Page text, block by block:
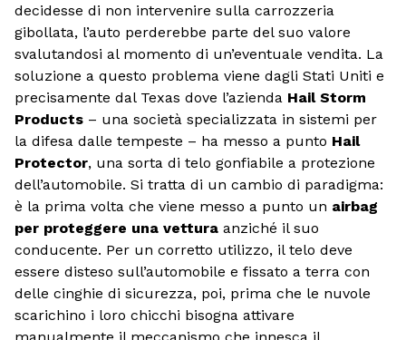
decidesse di non intervenire sulla carrozzeria
gibollata, l’auto perderebbe parte del suo valore
svalutandosi al momento di un’eventuale vendita. La
soluzione a questo problema viene dagli Stati Uniti e
precisamente dal Texas dove l’azienda Hail Storm
Products – una società specializzata in sistemi per
la difesa dalle tempeste – ha messo a punto Hail
Protector, una sorta di telo gonfiabile a protezione
dell’automobile. Si tratta di un cambio di paradigma:
è la prima volta che viene messo a punto un airbag
per proteggere una vettura anziché il suo
conducente. Per un corretto utilizzo, il telo deve
essere disteso sull’automobile e fissato a terra con
delle cinghie di sicurezza, poi, prima che le nuvole
scarichino i loro chicchi bisogna attivare